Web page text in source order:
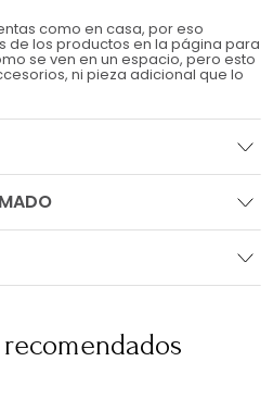
como en casa, por eso
de los productos en la página para
se ven en un espacio, pero esto
ni pieza adicional que lo